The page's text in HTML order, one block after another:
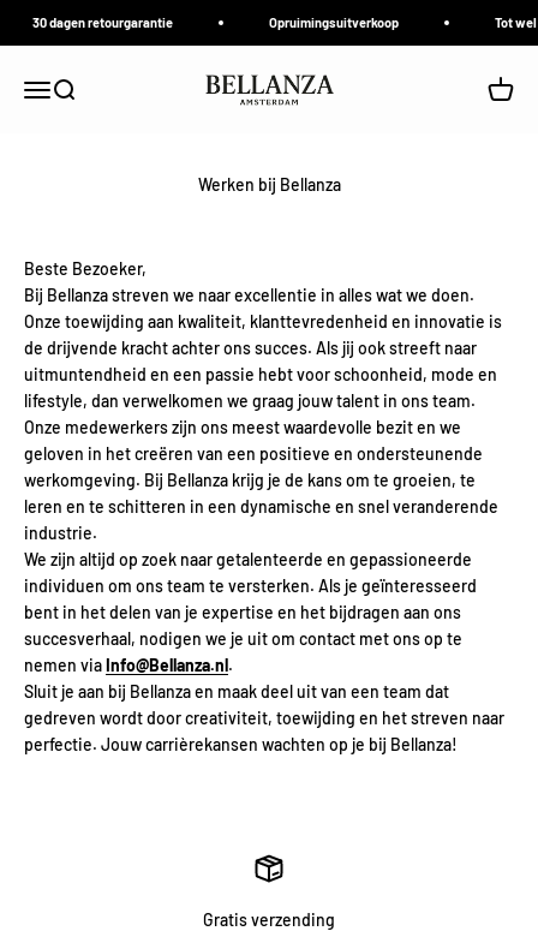
30 dagen retourgarantie Opruimingsuitverkoop Tot
Navigatiemenu openen
Zoeken openen Bellanza
Werken bij Bellanza
Beste Bezoeker,
Bij Bellanza streven we naar excellentie in alles wat we doen.
Onze toewijding aan kwaliteit, klanttevredenheid en innovatie is
de drijvende kracht achter ons succes. Als jij ook streeft naar
uitmuntendheid en een passie hebt voor schoonheid, mode en
lifestyle, dan verwelkomen we graag jouw talent in ons team.
Onze medewerkers zijn ons meest waardevolle bezit en we
geloven in het creëren van een positieve en ondersteunende
werkomgeving. Bij Bellanza krijg je de kans om te groeien, te
leren en te schitteren in een dynamische en snel veranderende
industrie.
We zijn altijd op zoek naar getalenteerde en gepassioneerde
individuen om ons team te versterken. Als je geïnteresseerd
bent in het delen van je expertise en het bijdragen aan ons
succesverhaal, nodigen we je uit om contact met ons op te
nemen viaInfo@Bellanza.nl.
Sluit je aan bij Bellanza en maak deel uit van een team dat
gedreven wordt door creativiteit, toewijding en het streven naar
perfectie. Jouw carrièrekansen wachten op je bij Bellanza!
Gratis verzending